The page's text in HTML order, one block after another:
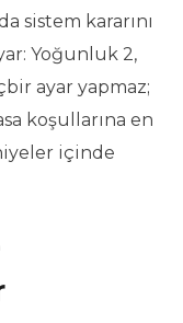
sistem kararını
Yoğunluk 2,
ayar yapmaz;
koşullarına en
içinde